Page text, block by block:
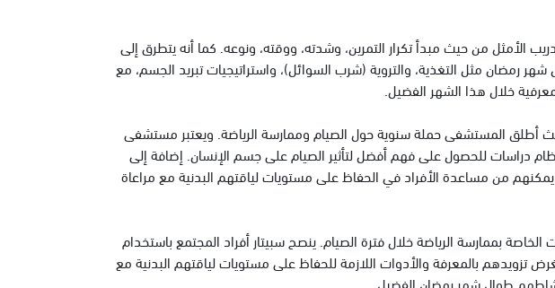
الأمثل من حيث مبدأ تكرار التمرين، وشدته، ووقته، ونوعه. كما أنه يتطرق إلى
شهر رمضان مثل التغذية، والتروية (شرب السوائل)، واستراتيجيات تبريد الجسم، مع
خلال هذا الشهر الفضيل.
حيث أطلق المستشفى حملة سنوية حول الصيام وممارسة الرياضة. ويعتبر مستشفى
دراسات للحصول على فهم أفضل لتأثير الصيام على جسم الإنسان. إضافة إلى
من مساعدة الأفراد في الحفاظ على مستويات لياقتهم البدنية مع مراعاة
بممارسة الرياضة خلال فترة الصيام. ينصح سبيتار أفراد المجتمع باستخدام
تزويدهم بالمعرفة والأدوات اللازمة للحفاظ على مستويات لياقتهم البدنية مع
طوال شهر رمضان الفضيل.